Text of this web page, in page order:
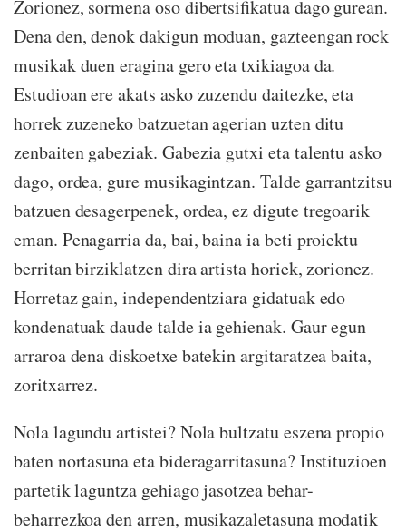
Zorionez, sormena oso dibertsifikatua dago gurean.
Dena den, denok dakigun moduan, gazteengan rock
musikak duen eragina gero eta txikiagoa da.
Estudioan ere akats asko zuzendu daitezke, eta
horrek zuzeneko batzuetan agerian uzten ditu
zenbaiten gabeziak. Gabezia gutxi eta talentu asko
dago, ordea, gure musikagintzan. Talde garrantzitsu
batzuen desagerpenek, ordea, ez digute tregoarik
eman. Penagarria da, bai, baina ia beti proiektu
berritan birziklatzen dira artista horiek, zorionez.
Horretaz gain, independentziara gidatuak edo
kondenatuak daude talde ia gehienak. Gaur egun
arraroa dena diskoetxe batekin argitaratzea baita,
zoritxarrez.
Nola lagundu artistei? Nola bultzatu eszena propio
baten nortasuna eta bideragarritasuna? Instituzioen
partetik laguntza gehiago jasotzea behar-
beharrezkoa den arren, musikazaletasuna modatik